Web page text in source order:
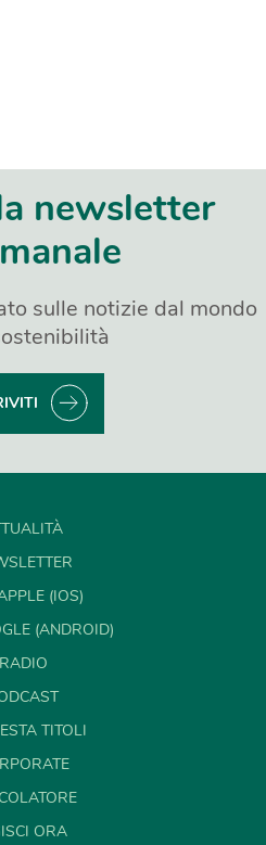
newsletter
sulle notizie dal mondo
(IOS)
(ANDROID)
RADIO
TITOLI
ORA